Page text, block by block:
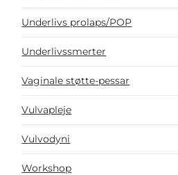
Underlivs prolaps/POP
Underlivssmerter
Vaginale støtte-pessar
Vulvapleje
Vulvodyni
Workshop